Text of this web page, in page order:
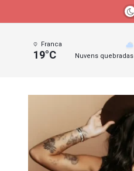
Franca
19°C Nuvens quebradas